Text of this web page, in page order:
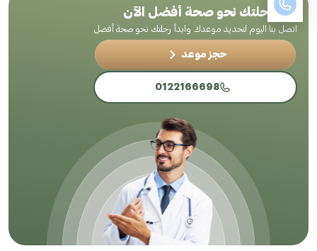
ابدأ رحلتك نحو صحة أفضل الآن
اتصل بنا اليوم لتحديد موعدك وابدأ رحلتك نحو صحة أفضل
حجز موعد
0122166698